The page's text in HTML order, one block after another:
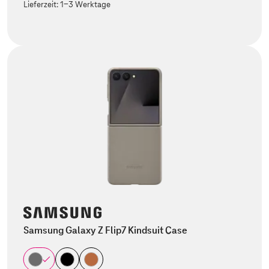
Lieferzeit:1-3 Werktage
Samsung Galaxy Z Flip7 Kindsuit Case